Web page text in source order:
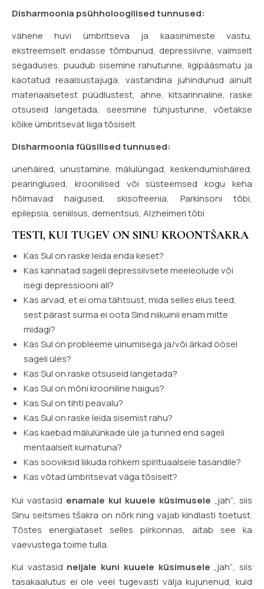
Disharmoonia psühholoogilised tunnused:
vähene huvi ümbritseva ja kaasinimeste vastu,
ekstreemselt endasse tõmbunud, depressiivne, vaimselt
segaduses, puudub sisemine rahutunne, ligipääsmatu ja
kaotatud reaalsustajuga, vastandina juhindunud ainult
materiaalsetest püüdlustest, ahne, kitsarinnaline, raske
otsuseid langetada, seesmine tühjustunne, võetakse
kõike ümbritsevat liiga tõsiselt
Disharmoonia füüsilised tunnused:
unehäired, unustamine, mälulüngad, keskendumishäired,
pearinglused, kroonilised või süsteemsed kogu keha
hõlmavad haigused, skisofreenia, Parkinsoni tõbi,
epilepsia, seniilsus, dementsus, Alzheimeri tõbi
TESTI, KUI TUGEV ON SINU KROONTŠAKRA
Kas Sul on raske leida enda keset?
Kas kannatad sageli depressiivsete meeleolude või
isegi depressiooni all?
Kas arvad, et ei oma tähtsust, mida selles elus teed,
sest pärast surma ei oota Sind niikuinii enam mitte
midagi?
Kas Sul on probleeme uinumisega ja/või ärkad öösel
sageli üles?
Kas Sul on raske otsuseid langetada?
Kas Sul on mõni krooniline haigus?
Kas Sul on tihti peavalu?
Kas Sul on raske leida sisemist rahu?
Kas kaebad mälulünkade üle ja tunned end sageli
mentaalselt kurnatuna?
Kas sooviksid liikuda rohkem spirituaalsele tasandile?
Kas võtad ümbritsevat väga tõsiselt?
Kui vastasid enamale kui kuuele küsimusele „jah“, siis
Sinu seitsmes tšakra on nõrk ning vajab kindlasti toetust.
Tõstes energiataset selles piirkonnas, aitab see ka
vaevustega toime tulla.
Kui vastasid neljale kuni kuuele küsimusele „jah“, siis
tasakaalutus ei ole veel tugevasti välja kujunenud, kuid